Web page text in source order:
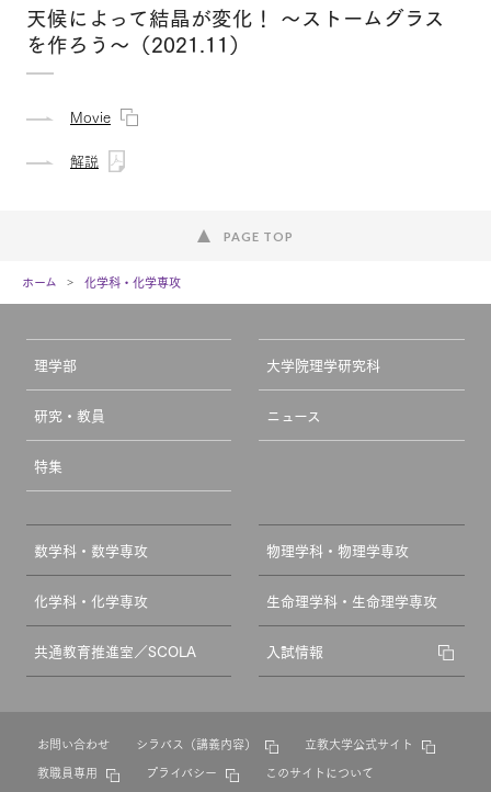
天候によって結晶が変化！ 〜ストームグラス
を作ろう〜（2021.11）
Movie
解説
PAGE TOP
ホーム 化学科・化学専攻
理学部 大学院理学研究科
研究・教員 ニュース
特集
数学科・数学専攻 物理学科・物理学専攻
化学科・化学専攻 生命理学科・生命理学専攻
共通教育推進室／SCOLA 入試情報
お問い合わせ シラバス（講義内容）
立教大学公式サイト
教職員専用
プライバシー このサイトについて